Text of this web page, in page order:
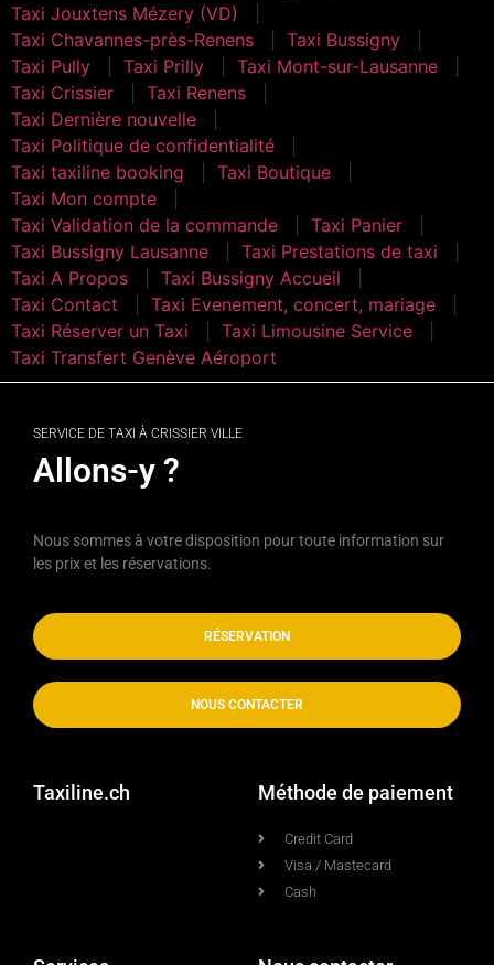
Taxi Jouxtens Mézery (VD)
Taxi Chavannes-près-Renens
Taxi Bussigny
Taxi Pully
Taxi Prilly
Taxi Mont-sur-Lausanne
Taxi Crissier
Taxi Renens
Taxi Dernière nouvelle
Taxi Politique de confidentialité
Taxi taxiline booking
Taxi Boutique
Taxi Mon compte
Taxi Validation de la commande
Taxi Panier
Taxi Bussigny Lausanne
Taxi Prestations de taxi
Taxi A Propos
Taxi Bussigny Accueil
Taxi Contact
Taxi Evenement, concert, mariage
Taxi Réserver un Taxi
Taxi Limousine Service
Taxi Transfert Genève Aéroport
SERVICE DE TAXI À CRISSIER VILLE
Allons-y ?
Nous sommes à votre disposition pour toute information sur
les prix et les réservations.
RÉSERVATION
NOUS CONTACTER
Taxiline.ch Méthode de paiement
Credit Card
Visa / Mastecard
Cash